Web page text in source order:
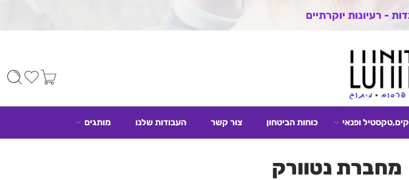
- רעיונות יוקרתיים
ופנאי כוחות הביטחון צור קשר העבודות שלנו מותגים
מחברת נטוורק